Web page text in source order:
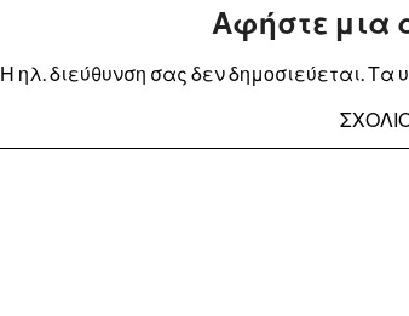
Αφήστε μια
Η ηλ. διεύθυνση σας δεν δημοσιεύεται.Τα